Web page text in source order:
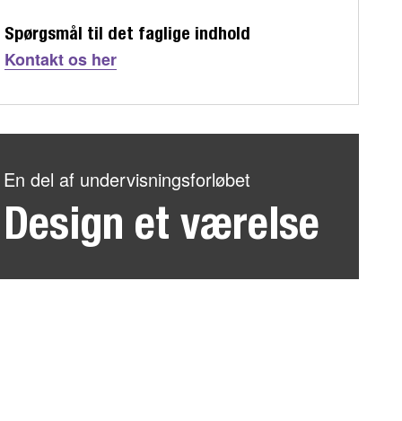
Spørgsmål til det faglige indhold
Kontakt os her
En del af undervisningsforløbet
Design et værelse